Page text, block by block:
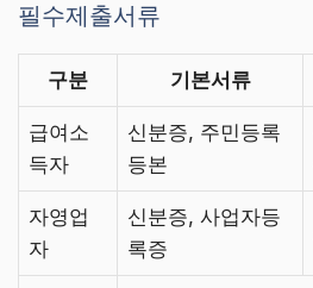
필수제출서류
구분 기본서류
급여소
득자
신분증, 주민등록
등본
자영업
자
신분증, 사업자등
록증